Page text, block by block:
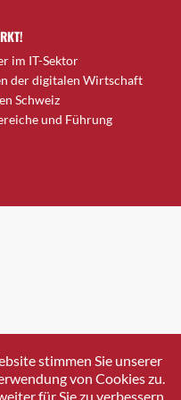
im IT-Sektor
der digitalen Wirtschaft
Schweiz
und Führung
stimmen Sie unserer
von Cookies zu.
für Sie zu verbessern.